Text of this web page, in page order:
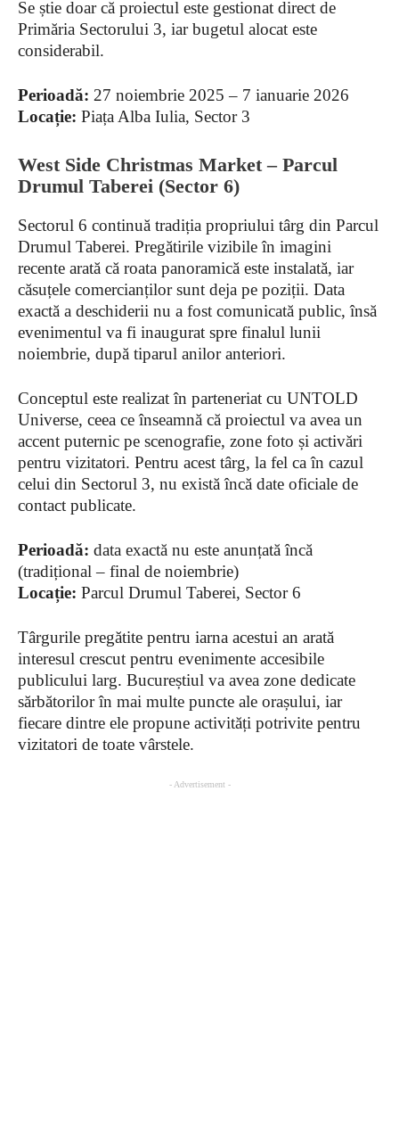
Se știe doar că proiectul este gestionat direct de
Primăria Sectorului 3, iar bugetul alocat este
considerabil.
Perioadă: 27 noiembrie 2025 – 7 ianuarie 2026
Locație: Piața Alba Iulia, Sector 3
West Side Christmas Market – Parcul
Drumul Taberei (Sector 6)
Sectorul 6 continuă tradiția propriului târg din Parcul
Drumul Taberei. Pregătirile vizibile în imagini
recente arată că roata panoramică este instalată, iar
căsuțele comercianților sunt deja pe poziții. Data
exactă a deschiderii nu a fost comunicată public, însă
evenimentul va fi inaugurat spre finalul lunii
noiembrie, după tiparul anilor anteriori.
Conceptul este realizat în parteneriat cu UNTOLD
Universe, ceea ce înseamnă că proiectul va avea un
accent puternic pe scenografie, zone foto și activări
pentru vizitatori. Pentru acest târg, la fel ca în cazul
celui din Sectorul 3, nu există încă date oficiale de
contact publicate.
Perioadă: data exactă nu este anunțată încă
(tradițional – final de noiembrie)
Locație: Parcul Drumul Taberei, Sector 6
Târgurile pregătite pentru iarna acestui an arată
interesul crescut pentru evenimente accesibile
publicului larg. Bucureștiul va avea zone dedicate
sărbătorilor în mai multe puncte ale orașului, iar
fiecare dintre ele propune activități potrivite pentru
vizitatori de toate vârstele.
- Advertisement -